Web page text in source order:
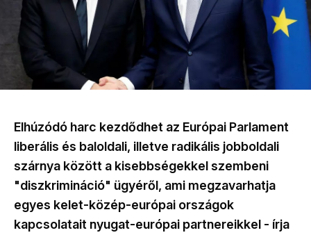
Elhúzódó harc kezdődhet az Európai Parlament
liberális és baloldali, illetve radikális jobboldali
szárnya között a kisebbségekkel szembeni
"diszkrimináció" ügyéről, ami megzavarhatja
egyes kelet-közép-európai országok
kapcsolatait nyugat-európai partnereikkel - írja